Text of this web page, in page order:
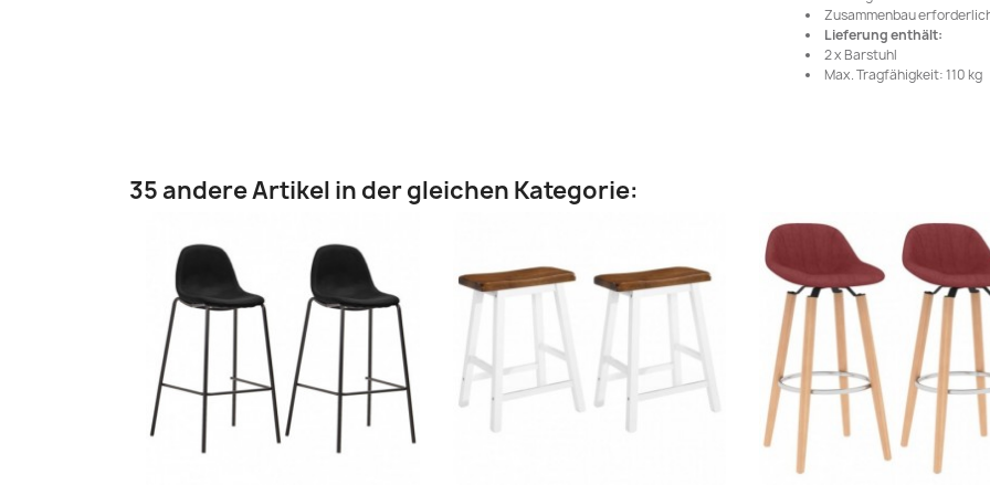
Zusammenbau
Lieferung enthält:
2 x Barstuhl
Max. Tragfähigkeit: 110 kg
35 andere Artikel in der gleichen Kategorie: